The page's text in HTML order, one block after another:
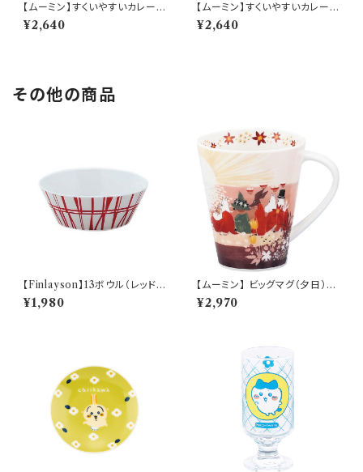
【ムーミン】すくいやすいカレー皿
（リトルミィ）【MM9000】MM
9002-320
¥2,640
【ムーミン】すくいやすいカレー皿
（ムーミン）【MM9000】MM9
001-320
¥2,640
その他の商品
【Finlayson】13ボウル（レッド）
【コロナ】
¥1,980
【ムーミン】 ビッグマグ（夕日）
【MM3200】
¥2,970